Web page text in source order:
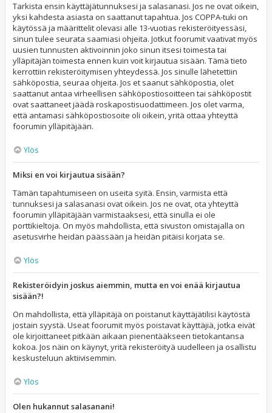
Tarkista ensin käyttäjätunnuksesi ja salasanasi. Jos ne ovat oikein,
yksi kahdesta asiasta on saattanut tapahtua. Jos COPPA-tuki on
käytössä ja määrittelit olevasi alle 13-vuotias rekisteröityessäsi,
sinun tulee seurata saamiasi ohjeita. Jotkut foorumit vaativat myös
uusien tunnusten aktivoinnin joko sinun itsesi toimesta tai
ylläpitäjän toimesta ennen kuin voit kirjautua sisään. Tämä tieto
kerrottiin rekisteröitymisen yhteydessä. Jos sinulle lähetettiin
sähköpostia, seuraa ohjeita. Jos et saanut sähköpostia, olet
saattanut antaa virheellisen sähköpostiosoitteen tai sähköpostit
ovat saattaneet jäädä roskapostisuodattimeen. Jos olet varma,
että antamasi sähköpostiosoite oli oikein, yritä ottaa yhteyttä
foorumin ylläpitäjään.
Ylös
Miksi en voi kirjautua sisään?
Tämän tapahtumiseen on useita syitä. Ensin, varmista että
tunnuksesi ja salasanasi ovat oikein. Jos ne ovat, ota yhteyttä
foorumin ylläpitäjään varmistaaksesi, että sinulla ei ole
porttikieltoja. On myös mahdollista, että sivuston omistajalla on
asetusvirhe heidän päässään ja heidän pitäisi korjata se.
Ylös
Rekisteröidyin joskus aiemmin, mutta en voi enää kirjautua
sisään?!
On mahdollista, että ylläpitäjä on poistanut käyttäjätilisi käytöstä
jostain syystä. Useat foorumit myös poistavat käyttäjiä, jotka eivät
ole kirjoittaneet pitkään aikaan pienentääkseen tietokantansa
kokoa. Jos näin on käynyt, yritä rekisteröityä uudelleen ja osallistu
keskusteluun aktiivisemmin.
Ylös
Olen hukannut salasanani!